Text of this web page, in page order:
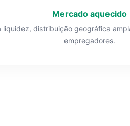
Mercado aquecido
liquidez, distribuição geográfica
empregadores.